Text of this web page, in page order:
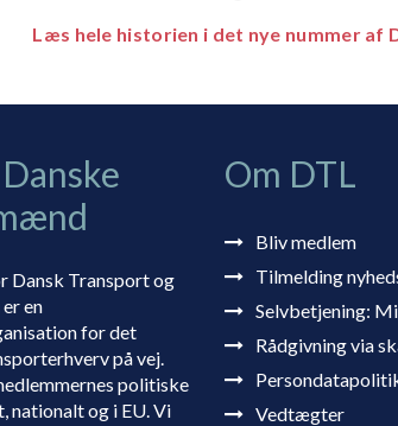
Læs hele historien i det nye nummer af
Dansk Transport og
en
for det
på vej.
politiske
nationalt og i EU. Vi
Om DTL
Bliv medlem
Tilmelding
Selvbetjening:
Rådgivning via
Vedtægter